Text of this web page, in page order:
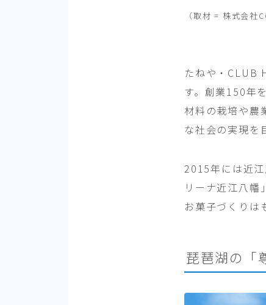
（取材 = 株式会社
たねや・CLUB
す。創業150年
材料の栽培や農
な社会の実現を
2015年には近
リーナ近江八幡
お菓子づくりは
琵琶湖の「